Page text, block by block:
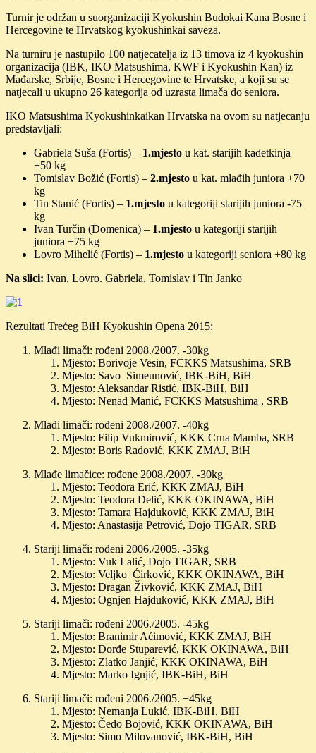
Turnir je održan u suorganizaciji Kyokushin Budokai Kana Bosne i
Hercegovine te Hrvatskog kyokushinkai saveza.
Na turniru je nastupilo 100 natjecatelja iz 13 timova iz 4 kyokushin
organizacija (IBK, IKO Matsushima, KWF i Kyokushin Kan) iz
Mađarske, Srbije, Bosne i Hercegovine te Hrvatske, a koji su se
natjecali u ukupno 26 kategorija od uzrasta limača do seniora.
IKO Matsushima Kyokushinkaikan Hrvatska na ovom su natjecanju
predstavljali:
Gabriela Suša (Fortis) – 1.mjesto u kat. starijih kadetkinja
+50 kg
Tomislav Božić (Fortis) – 2.mjesto u kat. mlađih juniora +70
kg
Tin Stanić (Fortis) – 1.mjesto u kategoriji starijih juniora -75
kg
Ivan Turčin (Domenica) – 1.mjesto u kategoriji starijih
juniora +75 kg
Lovro Mihelić (Fortis) – 1.mjesto u kategoriji seniora +80 kg
Na slici: Ivan, Lovro. Gabriela, Tomislav i Tin Janko
Rezultati Trećeg BiH Kyokushin Opena 2015:
Mlađi limači: rođeni 2008./2007. -30kg
Mjesto: Borivoje Vesin, FCKKS Matsushima, SRB
Mjesto: Savo Simeunović, IBK-BiH, BiH
Mjesto: Aleksandar Ristić, IBK-BiH, BiH
Mjesto: Nenad Manić, FCKKS Matsushima , SRB
Mlađi limači: rođeni 2008./2007. -40kg
Mjesto: Filip Vukmirović, KKK Crna Mamba, SRB
Mjesto: Boris Radović, KKK ZMAJ, BiH
Mlađe limačice: rođene 2008./2007. -30kg
Mjesto: Teodora Erić, KKK ZMAJ, BiH
Mjesto: Teodora Delić, KKK OKINAWA, BiH
Mjesto: Tamara Hajduković, KKK ZMAJ, BiH
Mjesto: Anastasija Petrović, Dojo TIGAR, SRB
Stariji limači: rođeni 2006./2005. -35kg
Mjesto: Vuk Lalić, Dojo TIGAR, SRB
Mjesto: Veljko Ćirković, KKK OKINAWA, BiH
Mjesto: Dragan Živković, KKK ZMAJ, BiH
Mjesto: Ognjen Hajduković, KKK ZMAJ, BiH
Stariji limači: rođeni 2006./2005. -45kg
Mjesto: Branimir Aćimović, KKK ZMAJ, BiH
Mjesto: Đorđe Stuparević, KKK OKINAWA, BiH
Mjesto: Zlatko Janjić, KKK OKINAWA, BiH
Mjesto: Marko Ignjić, IBK-BiH, BiH
Stariji limači: rođeni 2006./2005. +45kg
Mjesto: Nemanja Lukić, IBK-BiH, BiH
Mjesto: Čedo Bojović, KKK OKINAWA, BiH
Mjesto: Simo Milovanović, IBK-BiH, BiH